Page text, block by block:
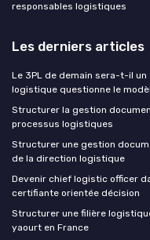
responsables logistiques
Les derniers articles
Le 3PL de demain sera-t-il
logistique questionne le
Structurer la gestion
processus logistiques
Structurer une gestion
de la direction logistique
Devenir chief logistic officer
certifiante orientée décision
Structurer une filière
yaourt en France